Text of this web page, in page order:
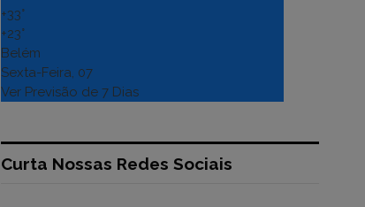
+33°
+23°
Belém
Sexta-Feira, 07
Ver Previsão de 7 Dias
Curta Nossas Redes Sociais